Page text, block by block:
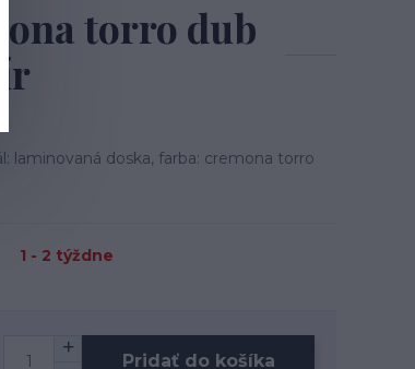
torro dub
laminovaná doska, farba: cremona torro
1 - 2 týždne
Pridať do košíka